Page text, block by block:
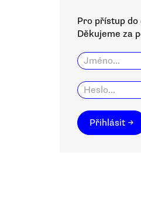
Pro přístup
Děkujeme za
Přihlásit →